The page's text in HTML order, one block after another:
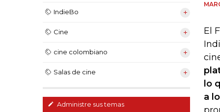
IndieBo
Cine
cine colombiano
Salas de cine
Administre sus temas
El
lo
a